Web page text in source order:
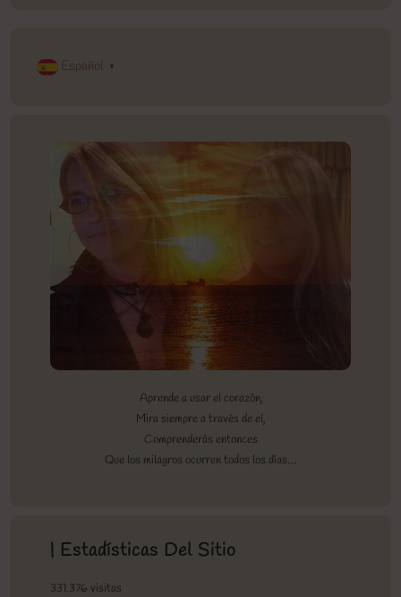
Español ▼
Aprende a usar el corazón,
Mira siempre a través de el,
Comprenderás entonces
Que los milagros ocurren todos los días…
| Estadísticas Del Sitio
331.376 visitas